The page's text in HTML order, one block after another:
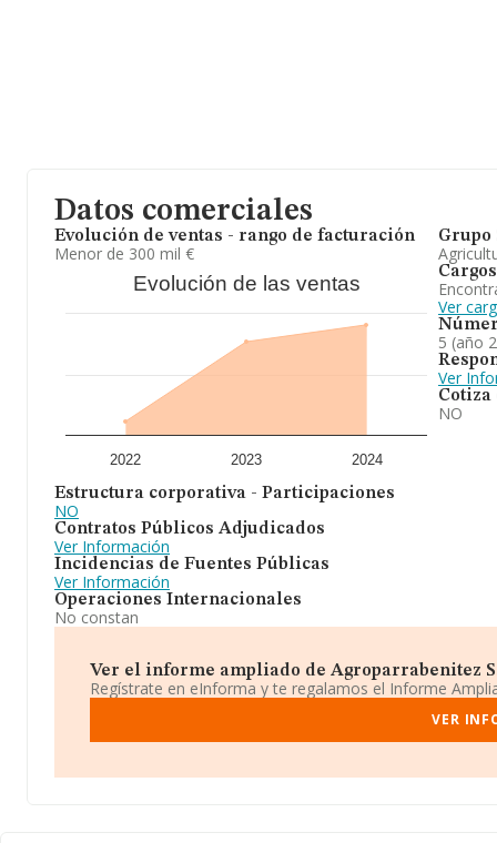
Datos comerciales
Evolución de ventas - rango de facturación
Menor de 300 mil €
Evolución de las ventas
2022 2023 2024
Estructura corporativa - Participaciones
NO
Contratos Públicos Adjudicados
Ver Información
Incidencias de Fuentes Públicas
Ver Información
Operaciones Internacionales
No constan
Grupo
Cargos
Ver
5 (año
Ver
Cotiza
NO
Ver el informe ampliado de Agroparrabenitez
Regístrate en eInforma y te regalamos el Informe
VER